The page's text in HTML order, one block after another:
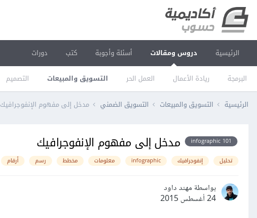
الرئيسية دروس ومقالات
البرمجة ريادة الأعمال العمل الحر التسويق والمبيعات التصميم
أسئلة وأجوبة كتب دورات
الرئيسية التسويق والمبيعات التسويق الضمني مدخل إلى مفهوم الإنفوجرافيك
infographic 101 مدخل إلى مفهوم الإنفوجرافيك
تحليل إنفوجرافيك infographic معلومات مخطط رسم أرقام
بواسطة مهند داود
24 أغسطس 2015